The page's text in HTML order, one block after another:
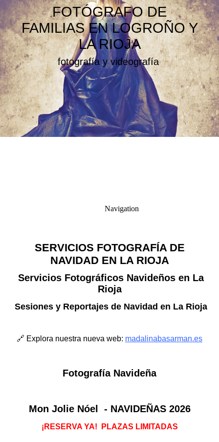
FOTÓGRAFO DE
FAMILIAS EN LOGROÑO Y
LA RIOJA
fotografía y videografía
Navigation
SERVICIOS FOTOGRAFÍA DE
NAVIDAD EN LA RIOJA
Servicios Fotográficos Navideños en La
Rioja
Sesiones y Reportajes de Navidad en La Rioja
🔗 Explora nuestra nueva web: madalinabasarman.es
Fotografía Navideña
Mon Jolie Nóel - NAVIDEÑAS 2026
¡RESERVA YA! PLAZAS LIMITADAS